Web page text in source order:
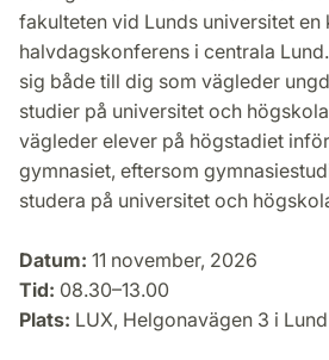
fakulteten vid Lunds universitet en
halvdagskonferens i centrala
sig både till dig som vägleder
studier på universitet och
vägleder elever på högstadiet
gymnasiet, eftersom
studera på universitet och
Datum: 11 november, 2026
Tid: 08.30–13.00
Plats: LUX, Helgonavägen 3 i Lund